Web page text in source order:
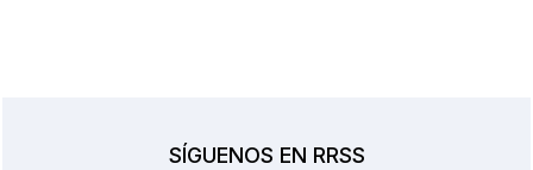
SÍGUENOS EN RRSS